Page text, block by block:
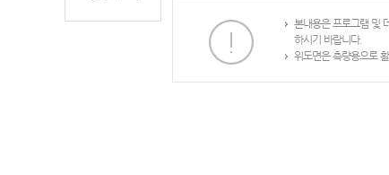
본내용은 프로그램 및
하시기 바랍니다.
위도면은 측량용으로